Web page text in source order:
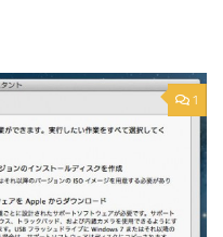
1